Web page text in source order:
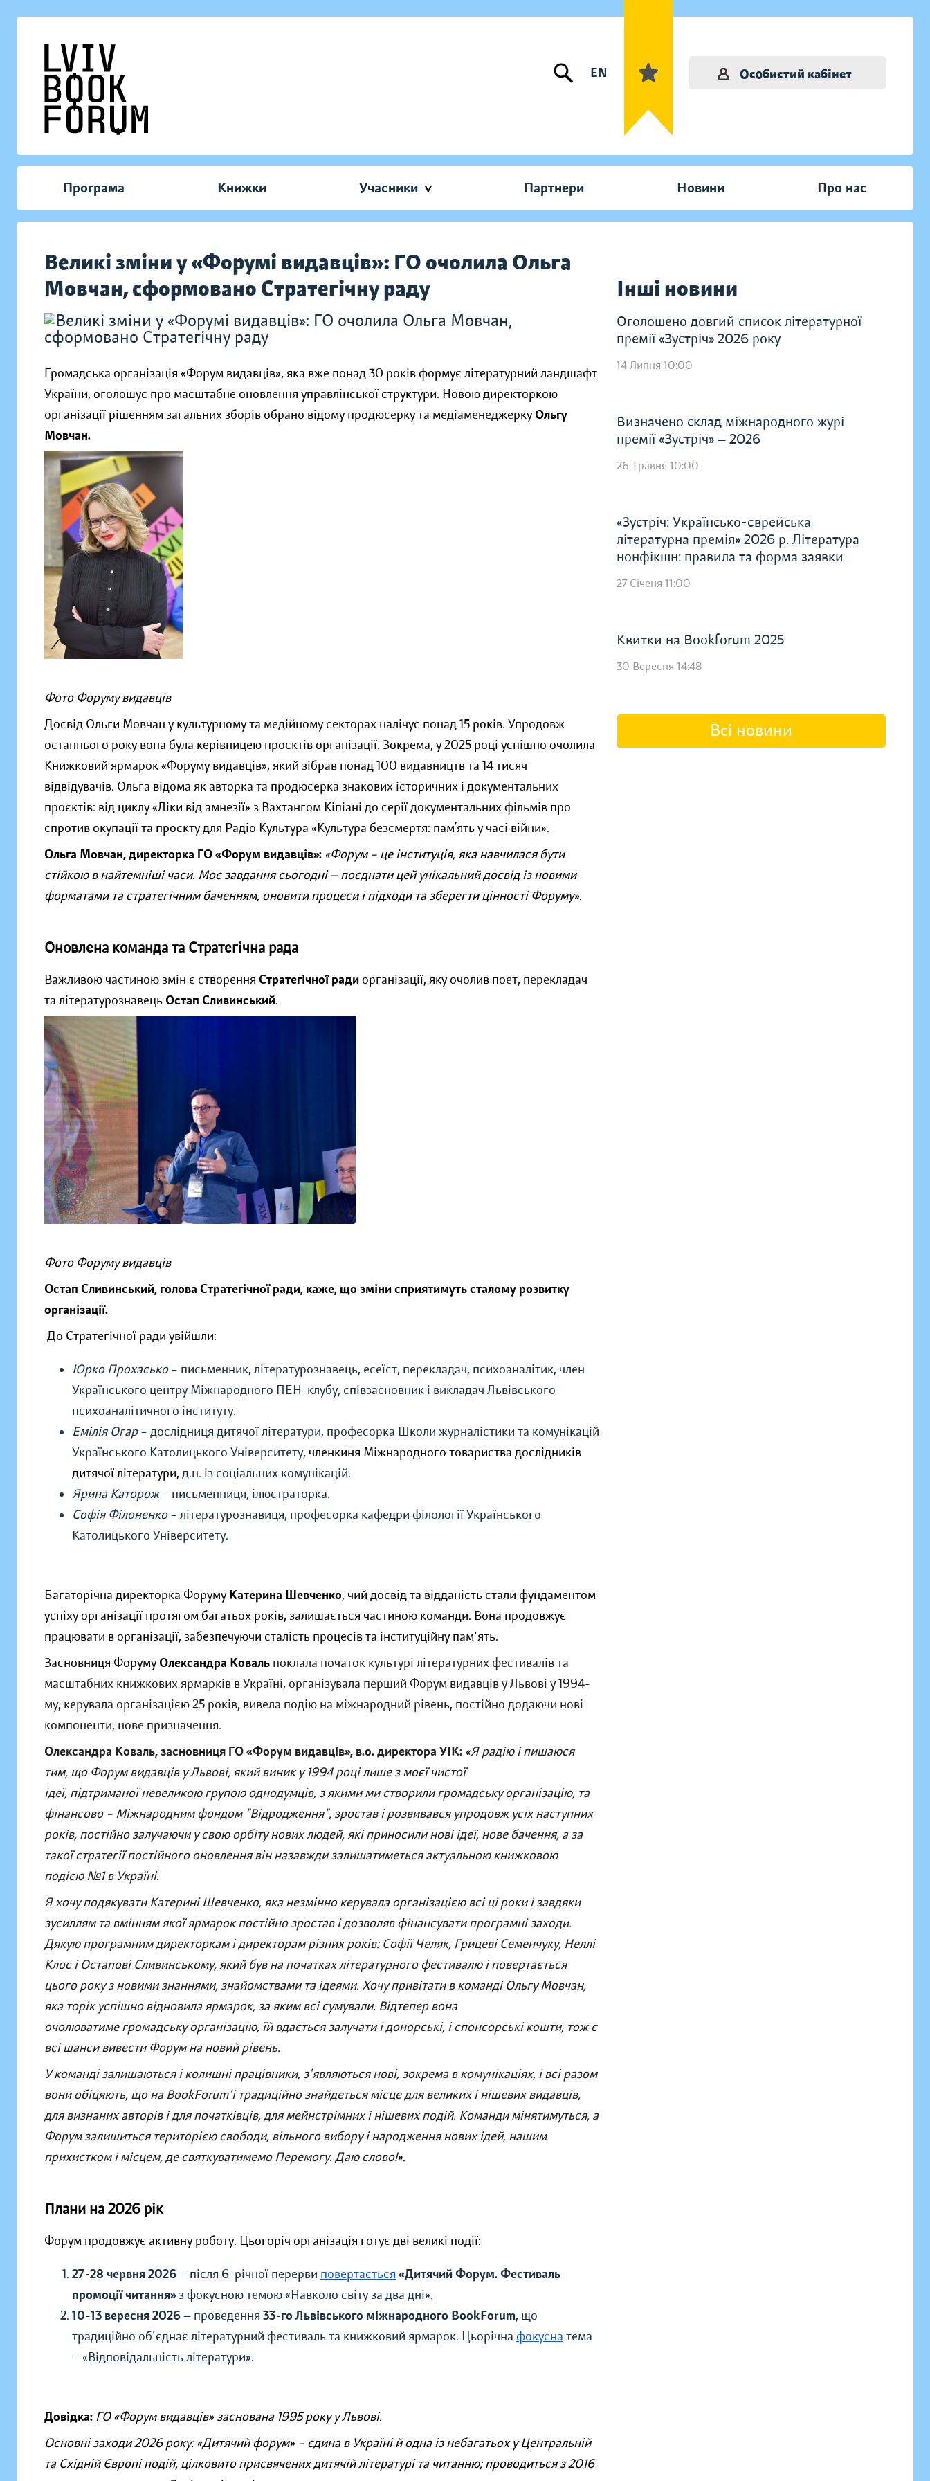
EN Особистий кабінет
Програма Книжки Учасники Партнери Новини Про нас
Великі зміни у «Форумі видавців»: ГО очолила Ольга
Мовчан, сформовано Стратегічну раду
Інші новини
Громадська організація «Форум видавців», яка вже понад 30 років формує літературний ландшафт
України, оголошує про масштабне оновлення управлінської структури. Новою директоркою
організації рішенням загальних зборів обрано відому продюсерку та медіаменеджеркуОльгу
Мовчан.
Фото Форуму видавців
Досвід Ольги Мовчан у культурному та медійному секторах налічує понад 15 років. Упродовж
останнього року вона була керівницею проєктів організації. Зокрема, у 2025 році успішно очолила
Книжковий ярмарок «Форуму видавців», який зібрав понад 100 видавництв та 14 тисяч
відвідувачів. Ольга відома як авторка та продюсерка знакових історичних і документальних
проєктів: від циклу «Ліки від амнезії» з Вахтангом Кіпіані до серії документальних фільмів про
спротив окупації та проєкту для Радіо Культура «Культура безсмертя: пам’ять у часі війни».
Ольга Мовчан, директорка ГО «Форум видавців»: «Форум – це інституція, яка навчилася бути
стійкою в найтемніші часи. Моє завдання сьогодні — поєднати цей унікальний досвід із новими
форматами та стратегічним баченням, оновити процеси і підходи та зберегти цінності Форуму».
Оновлена команда та Стратегічна рада
Важливою частиною змін є створення Стратегічної ради організації, яку очолив поет, перекладач
та літературознавець Остап Сливинський.
Фото Форуму видавців
Остап Сливинський, голова Стратегічної ради, каже, що зміни сприятимуть сталому розвитку
організації.
До Стратегічної ради увійшли:
Юрко Прохасько– письменник, літературознавець, есеїст, перекладач, психоаналітик, член
Українського центру Міжнародного ПЕН-клубу, cпівзасновник і викладач Львівського
психоаналітичного інституту.
Емілія Огар– дослідниця дитячої літератури, професорка Школи журналістики та комунікацій
Українського Католицького Університету, членкиня Міжнародного товариства дослідників
дитячої літератури, д.н. із соціальних комунікацій.
Ярина Каторож– письменниця, ілюстраторка.
Софія Філоненко– літературознавиця, професорка кафедри філології Українського
Католицького Університету.
Багаторічна директорка ФорумуКатерина Шевченко, чий досвід та відданість стали фундаментом
успіху організації протягом багатьох років, залишається частиною команди. Вона продовжує
працювати в організації, забезпечуючи сталість процесів та інституційну пам'ять.
Засновниця ФорумуОлександра Коваль поклала початок культурі літературних фестивалів та
масштабних книжкових ярмарків в Україні, організувала перший Форум видавців у Львові у 1994-
му, керувала організацією 25 років, вивела подію на міжнародний рівень, постійно додаючи нові
компоненти, нове призначення.
Олександра Коваль, засновниця ГО «Форум видавців», в.о. директора УІК: «Я радію і пишаюся
тим, що Форум видавців у Львові, який виник у 1994 році лише з моєї чистої
ідеї, підтриманої невеликою групою однодумців, з якими ми створили громадську організацію, та
фінансово – Міжнародним фондом "Відродження", зростав і розвивався упродовж усіх наступних
років, постійно залучаючи у свою орбіту нових людей, які приносили нові ідеї, нове бачення, а за
такої стратегії постійного оновлення він назавжди залишатиметься актуальною книжковою
подією №1 в Україні.
Я хочу подякувати Катерині Шевченко, яка незмінно керувала організацією всі ці роки і завдяки
зусиллям та вмінням якої ярмарок постійно зростав і дозволяв фінансувати програмні заходи.
Дякую програмним директоркам і директорам різних років: Софії Челяк, Грицеві Семенчуку, Неллі
Клос і Остапові Сливинському, який був на початках літературного фестивалю і повертається
цього року з новими знаннями, знайомствами та ідеями. Хочу привітати в команді Ольгу Мовчан,
яка торік успішно відновила ярмарок, за яким всі сумували. Відтепер вона
очолюватиме громадську організацію, їй вдається залучати і донорські, і спонсорські кошти, тож є
всі шанси вивести Форум на новий рівень.
У команді залишаються і колишні працівники, з'являються нові, зокрема в комунікаціях, і всі разом
вони обіцяють, що на BookForum'і традиційно знайдеться місце для великих і нішевих видавців,
для визнаних авторів і для початківців, для мейнстрімних і нішевих подій. Команди мінятимуться, а
Форум залишиться територією свободи, вільного вибору і народження нових ідей, нашим
прихистком і місцем, де святкуватимемо Перемогу. Даю слово!».
Плани на 2026 рік
Форум продовжує активну роботу. Цьогоріч організація готує дві великі події:
27-28 червня2026— після 6-річної перерви повертається «Дитячий Форум. Фестиваль
промоції читання»з фокусною темою «Навколо світу за два дні».
10-13 вересня 2026— проведення 33-го Львівського міжнародного BookForum, що
традиційно об'єднає літературний фестиваль та книжковий ярмарок. Цьорічна фокусна тема
— «Відповідальність літератури».
Довідка: ГО «Форум видавців» заснована 1995 року у Львові.
Основні заходи 2026 року:«Дитячий форум» – єдина в Україні й одна із небагатьох у Центральній
та Східній Європі подій, цілковито присвячених дитячій літературі та читанню;проводиться з 2016
Оголошено довгий список літературної
премії «Зустріч» 2026 року
14 Липня 10:00
Визначено склад міжнародного журі
премії «Зустріч» — 2026
26 Травня 10:00
«Зустріч: Українсько-єврейська
літературна премія» 2026 р. Література
нонфікшн: правила та форма заявки
27 Січеня 11:00
Квитки на Bookforum 2025
30 Вересня 14:48
Всі новини